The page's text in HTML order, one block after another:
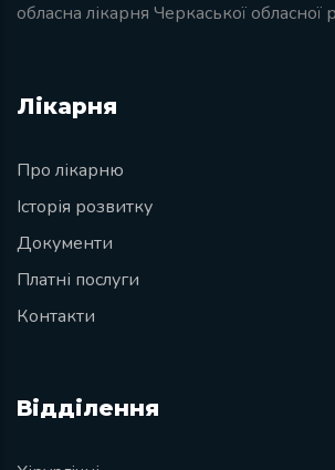
обласна лікарня Черкаської обласної
Лікарня
Про лікарню
Історія розвитку
Документи
Платні послуги
Контакти
Відділення